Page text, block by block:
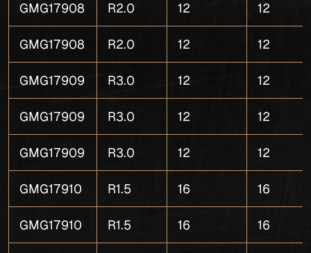
GMG17908 R2.0 12 12
GMG17908 R2.0 12 12
GMG17909 R3.0 12 12
GMG17909 R3.0 12 12
GMG17909 R3.0 12 12
GMG17910 R1.5 16 16
GMG17910 R1.5 16 16